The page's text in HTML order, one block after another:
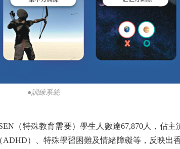
●訓練系統
（特殊教育需要）學生人數達67,870人，佔主
）、特殊學習困難及情緒障礙等，反映出